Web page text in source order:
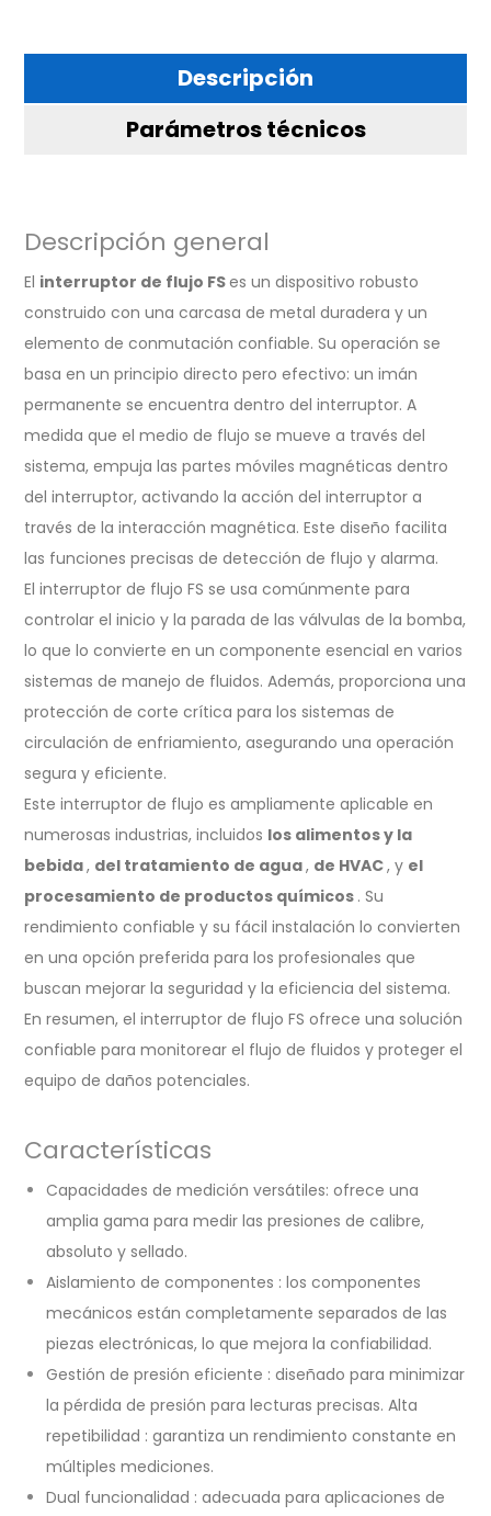
Descripción
Parámetros técnicos
Descripción general
El interruptor de flujo FSes un dispositivo robusto
construido con una carcasa de metal duradera y un
elemento de conmutación confiable. Su operación se
basa en un principio directo pero efectivo: un imán
permanente se encuentra dentro del interruptor. A
medida que el medio de flujo se mueve a través del
sistema, empuja las partes móviles magnéticas dentro
del interruptor, activando la acción del interruptor a
través de la interacción magnética. Este diseño facilita
las funciones precisas de detección de flujo y alarma.
El interruptor de flujo FS se usa comúnmente para
controlar el inicio y la parada de las válvulas de la bomba,
lo que lo convierte en un componente esencial en varios
sistemas de manejo de fluidos. Además, proporciona una
protección de corte crítica para los sistemas de
circulación de enfriamiento, asegurando una operación
segura y eficiente.
Este interruptor de flujo es ampliamente aplicable en
numerosas industrias, incluidos los alimentos y la
bebida, del tratamiento de agua, de HVAC, y el
procesamiento de productos químicos . Su
rendimiento confiable y su fácil instalación lo convierten
en una opción preferida para los profesionales que
buscan mejorar la seguridad y la eficiencia del sistema.
En resumen, el interruptor de flujo FS ofrece una solución
confiable para monitorear el flujo de fluidos y proteger el
equipo de daños potenciales.
Características
Capacidades de medición versátiles: ofrece una
amplia gama para medir las presiones de calibre,
absoluto y sellado.
Aislamiento de componentes : los componentes
mecánicos están completamente separados de las
piezas electrónicas, lo que mejora la confiabilidad.
Gestión de presión eficiente : diseñado para minimizar
la pérdida de presión para lecturas precisas. Alta
repetibilidad : garantiza un rendimiento constante en
múltiples mediciones.
Dual funcionalidad : adecuada para aplicaciones de